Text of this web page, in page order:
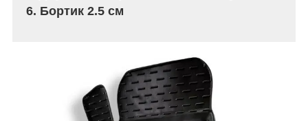
6. Бортик 2.5 см